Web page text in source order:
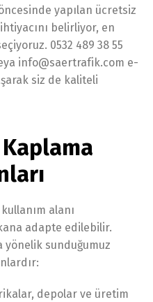
yapılan ücretsiz
belirliyor, en
0532 489 38 55
info@saertrafik.com e-
siz de kaliteli
alanı
adapte edilebilir.
yönelik sunduğumuz
depolar ve üretim